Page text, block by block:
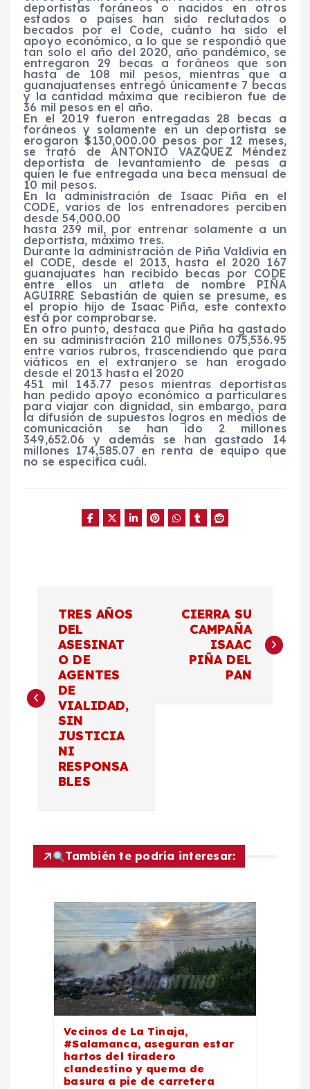
deportistas foráneos o nacidos en otros
estados o países han sido reclutados o
becados por el Code, cuánto ha sido el
apoyo económico, a lo que se respondió que
tan solo el año del 2020, año pandémico, se
entregaron 29 becas a foráneos que son
hasta de 108 mil pesos, mientras que a
guanajuatenses entregó únicamente 7 becas
y la cantidad máxima que recibieron fue de
36 mil pesos en el año.
En el 2019 fueron entregadas 28 becas a
foráneos y solamente en un deportista se
erogaron $130,000.00 pesos por 12 meses,
se trató de ANTONIO VAZQUEZ Méndez
deportista de levantamiento de pesas a
quien le fue entregada una beca mensual de
10 mil pesos.
En la administración de Isaac Piña en el
CODE, varios de los entrenadores perciben
desde 54,000.00
hasta 239 mil, por entrenar solamente a un
deportista, máximo tres.
Durante la administración de Piña Valdivia en
el CODE, desde el 2013, hasta el 2020 167
guanajuates han recibido becas por CODE
entre ellos un atleta de nombre PIÑA
AGUIRRE Sebastián de quien se presume, es
el propio hijo de Isaac Piña, este contexto
está por comprobarse.
En otro punto, destaca que Piña ha gastado
en su administración 210 millones 075,536.95
entre varios rubros, trascendiendo que para
viáticos en el extranjero se han erogado
desde el 2013 hasta el 2020
451 mil 143.77 pesos mientras deportistas
han pedido apoyo económico a particulares
para viajar con dignidad, sin embargo, para
la difusión de supuestos logros en medios de
comunicación se han ido 2 millones
349,652.06 y además se han gastado 14
millones 174,585.07 en renta de equipo que
no se especifica cuál.
e
ó
TRES AÑOS
DEL
ASESINAT
O DE
AGENTES
DE
VIALIDAD,
SIN
JUSTICIA
NI
RESPONSA
BLES
CIERRA SU
CAMPAÑA
ISAAC
PIÑA DEL
PAN
También te podría interesar:
Vecinos de La Tinaja,
#Salamanca, aseguran estar
hartos del tiradero
clandestino y quema de
basura a pie de carretera